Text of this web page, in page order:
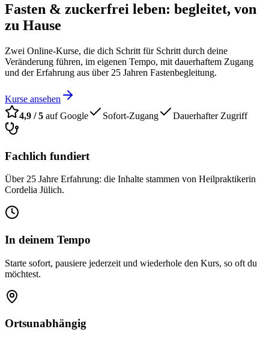
Fasten & zuckerfrei leben: begleitet, von
zu Hause
Zwei Online-Kurse, die dich Schritt für Schritt durch deine
Veränderung führen, im eigenen Tempo, mit dauerhaftem Zugang
und der Erfahrung aus über 25 Jahren Fastenbegleitung.
Kurse ansehen
4,9 / 5 auf Google Sofort-Zugang Dauerhafter Zugriff
Fachlich fundiert
Über 25 Jahre Erfahrung: die Inhalte stammen von Heilpraktikerin
Cordelia Jülich.
In deinem Tempo
Starte sofort, pausiere jederzeit und wiederhole den Kurs, so oft du
möchtest.
Ortsunabhängig